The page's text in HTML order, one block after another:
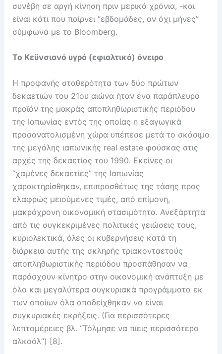
συνέβη σε αργή κίνηση πριν μερικά χρόνια, -και
είναι κάτι που παίρνει “εβδομάδες, αν όχι μήνες”
σύμφωνα με το Bloomberg.
Το Κεϋνσιανό υγρό (εφιαλτικό) όνειρο
Η προφανής σταθερότητα των δύο πρώτων
δεκαετιών του 21ου αιώνα ήταν ένα παράπλευρο
προϊόν της μακράς αποπληθωριστικής περιόδου
της Ιαπωνίας εντός της οποίας η εξαγωγικά
προσανατολισμένη χώρα υπέπεσε μετά το σκάσιμο
της μεγάλης ιαπωνικής real estate φούσκας στις
αρχές της δεκαετίας του 1990. Εκείνες οι
“χαμένες δεκαετίες” της Ιαπωνίας
χαρακτηρίσθηκαν, επιπροσθέτως της τάσης προς
ελαφρώς μειούμενες τιμές, από επίμονη,
μακρόχρονη οικονομική στασιμότητα. Ανεξάρτητα
από τις συγκεκριμένες πολιτικές γειώσεις τους,
κυριολεκτικά, όλες οι κυβερνήσεις κατά τη
διάρκεια αυτής της σκληρής τριακονταετούς
αποπληθωριστικής περιόδου προσπάθησαν να
παράσχουν κίνητρο στην οικονομική ανάπτυξη με
όλο και μεγαλύτερα συγκυριακά προγράμματα εκ
των οποίων όλα αποδείχθηκαν να είναι
συγκυριακές εκρήξεις. (Για περισσότερες
λεπτομέρειες βλ. “Τόλμησε να πιεις περισσότερο
αλκοόλ”) [8].